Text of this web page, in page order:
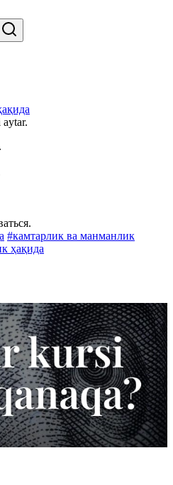
aytar.
#камтарлик ва манманлик
ҳақида